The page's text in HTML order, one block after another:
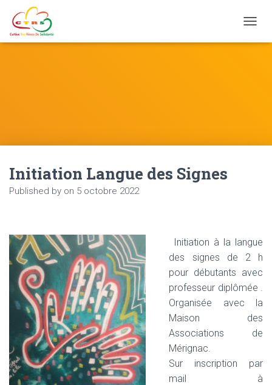
Initiation Langue des Signes
Published by on 5 octobre 2022
Initiation à la langue
des signes de 2 h
pour débutants avec
professeur diplômée .
Organisée avec la
Maison des
Associations de
Mérignac.
Sur inscription par
mail à